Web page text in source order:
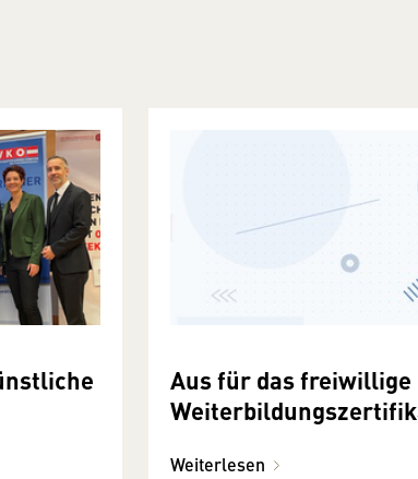
Aus für das freiwillige
Weiterlesen